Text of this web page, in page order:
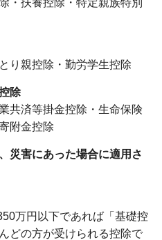
・扶養控除・特定親族特別
り親控除・勤労学生控除
除
共済等掛金控除・生命保険
附金控除
災害にあった場合に適用さ
万円以下であれば「基礎控
どの方が受けられる控除で